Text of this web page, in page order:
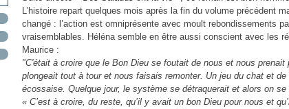
L’histoire repart quelques mois après la fin du volume précédent
changé : l’action est omniprésente avec moult rebondissements
vraisemblables. Héléna semble en être aussi conscient avec les
Maurice :
"C'était à croire que le Bon Dieu se foutait de nous et nous prenait
plongeait tout à tour et nous faisais remonter. Un jeu du chat et
écossaise. Quelque jour, le système se détraquerait et alors on
« C’est à croire, du reste, qu’il y avait un bon Dieu pour nous et